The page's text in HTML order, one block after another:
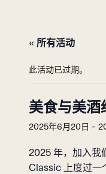
« 所有活动
此活动已过期。
美食与美酒
2025年6月20日 -
2025 年，加入我
Classic 上度过一